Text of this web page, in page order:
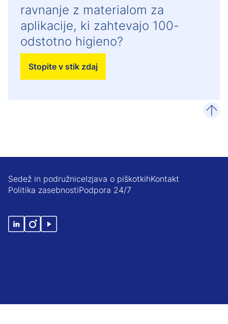
ravnanje z materialom za
aplikacije, ki zahtevajo 100-
odstotno higieno?
Stopite v stik zdaj
Sedež in podružniceIzjava o piškotkihKontakt
Politika zasebnostiPodpora 24/7